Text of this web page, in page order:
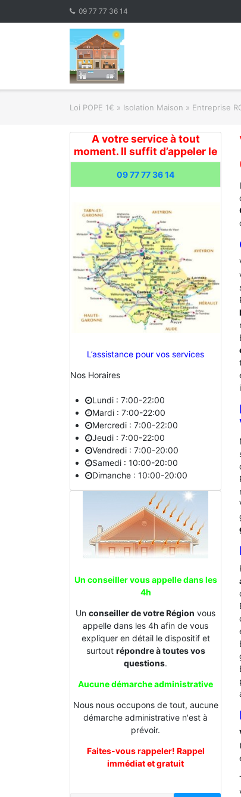
09 77 77 36 14
Loi POPE 1€ » Isolation Maison » Entreprise
A votre service à tout
moment. Il suffit d’appeler le
09 77 77 36 14
L’assistance pour vos services
Nos Horaires
Lundi : 7:00-22:00
Mardi : 7:00-22:00
Mercredi : 7:00-22:00
Jeudi : 7:00-22:00
Vendredi : 7:00-20:00
Samedi : 10:00-20:00
Dimanche : 10:00-20:00
Un conseiller vous appelle dans les
4h
Un conseiller de votre Région vous
appelle dans les 4h afin de vous
expliquer en détail le dispositif et
surtout répondre à toutes vos
questions.
Aucune démarche administrative
Nous nous occupons de tout, aucune
démarche administrative n'est à
prévoir.
Faites-vous rappeler! Rappel
immédiat et gratuit